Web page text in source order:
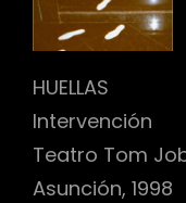
HUELLAS
Intervención
Teatro Tom
Asunción, 1998